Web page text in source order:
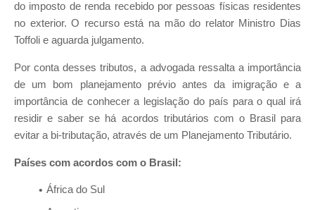
do imposto de renda recebido por pessoas físicas residentes
no exterior. O recurso está na mão do relator Ministro Dias
Toffoli e aguarda julgamento.
Por conta desses tributos, a advogada ressalta a importância
de um bom planejamento prévio antes da imigração e a
importância de conhecer a legislação do país para o qual irá
residir e saber se há acordos tributários com o Brasil para
evitar a bi-tributação, através de um Planejamento Tributário.
Países com acordos com o Brasil:
África do Sul